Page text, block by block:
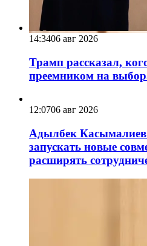
14:3406 авг 2026
Трамп рассказал,
преемником на
12:0706 авг 2026
Адылбек
запускать новые
расширять